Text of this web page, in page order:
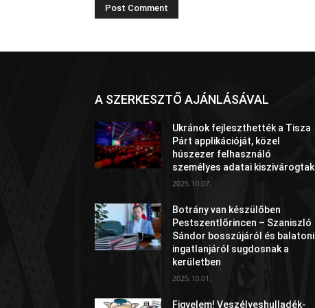
A SZERKESZTŐ AJÁNLÁSÁVAL
Ukránok fejleszthették a Tisza
Párt applikációját, közel
húszezer felhasználó
személyes adatai kiszivárogtak
2025.10.07.
Botrány van készülőben
Pestszentlőrincen – Szaniszló
Sándor bosszújáról és balatoni
ingatlanjáról sugdosnak a
kerületben
2025.10.01.
Figyelem! Veszélyeshulladék-